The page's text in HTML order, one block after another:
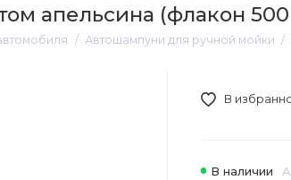
апельсина (флакон
Автошампуни для ручной мойки
В наличии
В